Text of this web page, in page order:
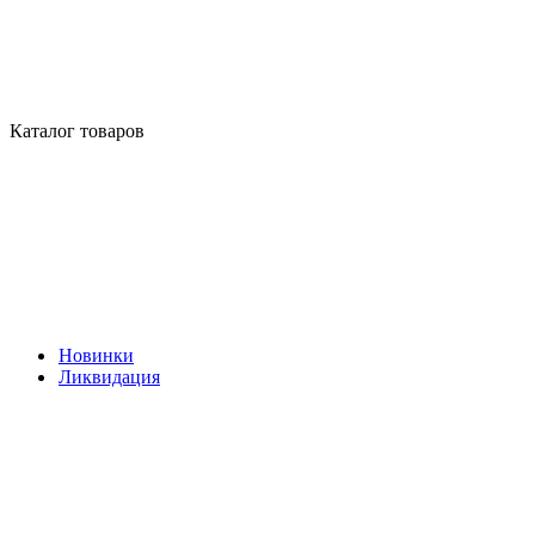
Каталог товаров
Новинки
Ликвидация